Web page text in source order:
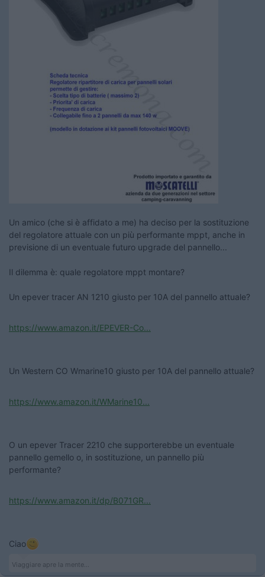
Un amico (che si è affidato a me) ha deciso per la sostituzione
del regolatore attuale con un più performante mppt, anche in
previsione di un eventuale futuro upgrade del pannello...
Il dilemma è: quale regolatore mppt montare?
Un epever tracer AN 1210 giusto per 10A del pannello attuale?
https://www.amazon.it/EPEVER-Co...
Un Western CO Wmarine10 giusto per 10A del pannello attuale?
https://www.amazon.it/WMarine10...
O un epever Tracer 2210 che supporterebbe un eventuale
pannello gemello o, in sostituzione, un pannello più
performante?
https://www.amazon.it/dp/B071GR...
Ciao
Viaggiare apre la mente...